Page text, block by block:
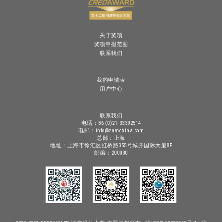
关于奖项
奖项申报范围
联系我们
我的申请表
用户中心
联系我们
电话：86 (0)21-33392514
电邮：info@zamchina.com
总部：上海
地址：上海市徐汇区虹桥路355号城开国际大厦8F
邮编：200030